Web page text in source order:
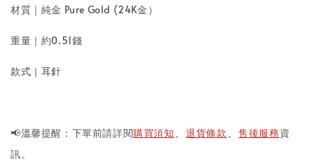
材質｜純金 Pure Gold (24K金）
重量｜約0.51錢
款式｜耳針
📢溫馨提醒：下單前請詳閱購買須知 、退貨條款 、售後服務資
訊。